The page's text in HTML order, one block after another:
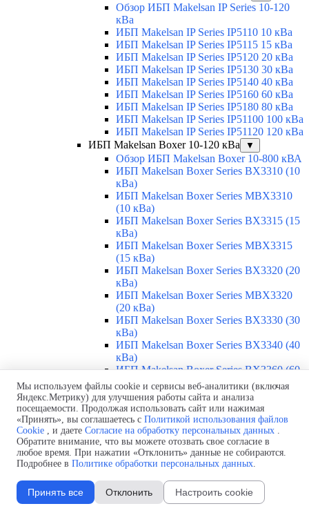
Обзор ИБП Makelsan IP Series 10-120
кВа
ИБП Makelsan IP Series IP5110 10 кВа
ИБП Makelsan IP Series IP5115 15 кВа
ИБП Makelsan IP Series IP5120 20 кВа
ИБП Makelsan IP Series IP5130 30 кВа
ИБП Makelsan IP Series IP5140 40 кВа
ИБП Makelsan IP Series IP5160 60 кВа
ИБП Makelsan IP Series IP5180 80 кВа
ИБП Makelsan IP Series IP51100 100 кВа
ИБП Makelsan IP Series IP51120 120 кВа
ИБП Makelsan Boxer 10-120 кВа
▼
Обзор ИБП Makelsan Boxer 10-800 кВА
ИБП Makelsan Boxer Series BX3310 (10
кВа)
ИБП Makelsan Boxer Series MBX3310
(10 кВа)
ИБП Makelsan Boxer Series BX3315 (15
кВа)
ИБП Makelsan Boxer Series MBX3315
(15 кВа)
ИБП Makelsan Boxer Series BX3320 (20
кВа)
ИБП Makelsan Boxer Series MBX3320
(20 кВа)
ИБП Makelsan Boxer Series BX3330 (30
кВа)
ИБП Makelsan Boxer Series BX3340 (40
кВа)
ИБП Makelsan Boxer Series BX3360 (60
кВа)
ИБП Makelsan Boxer Series BX3380 (80
кВа)
ИБП Makelsan Boxer Series BX33100
(100 кВа)
ИБП Makelsan Boxer Series BX33120
(120 кВа)
ИБП Makelsan Boxer Series BX33160
(160 кВа)
ИБП Makelsan Boxer Series BX33200
(200 кВа)
Мы используем файлы cookie и сервисы веб-аналитики (включая
Яндекс.Метрику) для улучшения работы сайта и анализа
посещаемости. Продолжая использовать сайт или нажимая
«Принять», вы соглашаетесь с Политикой использования файлов
Cookie , и даете Согласие на обработку персональных данных .
Обратите внимание, что вы можете отозвать свое согласие в
любое время. При нажатии «Отклонить» данные не собираются.
Подробнее в Политике обработки персональных данных.
Принять все Отклонить Настроить cookie